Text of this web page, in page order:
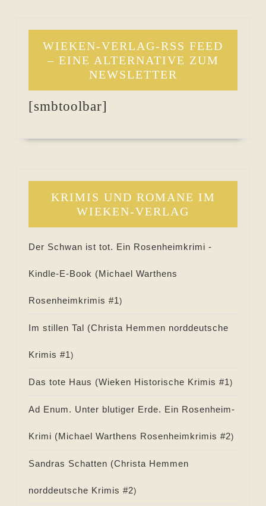
WIEKEN-VERLAG-RSS FEED
– EINE ALTERNATIVE ZUM
NEWSLETTER
[smbtoolbar]
KRIMIS UND ROMANE IM
WIEKEN-VERLAG
Der Schwan ist tot. Ein Rosenheimkrimi -
Kindle-E-Book (Michael Warthens
Rosenheimkrimis #1)
Im stillen Tal (Christa Hemmen norddeutsche
Krimis #1)
Das tote Haus (Wieken Historische Krimis #1)
Ad Enum. Unter blutiger Erde. Ein Rosenheim-
Krimi (Michael Warthens Rosenheimkrimis #2)
Sandras Schatten (Christa Hemmen
norddeutsche Krimis #2)